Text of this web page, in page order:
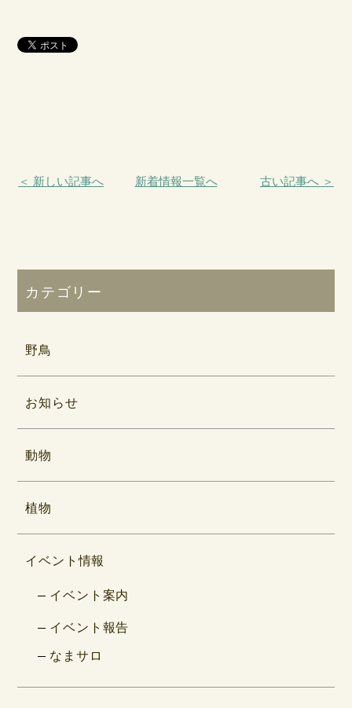
＜ 新しい記事へ 新着情報一覧へ 古い記事へ ＞
カテゴリー
野鳥
お知らせ
動物
植物
イベント情報
イベント案内
イベント報告
なまサロ